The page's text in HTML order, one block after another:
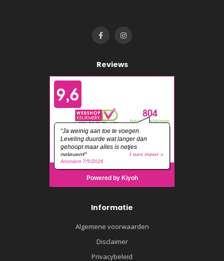
Reviews
Informatie
Algemene voorwaarden
Disclaimer
Privacybeleid